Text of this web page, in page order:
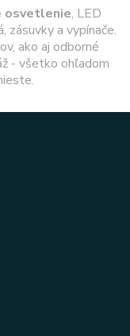
osvetlenie, LED
zásuvky a vypínače.
ako aj odborné
- všetko ohľadom